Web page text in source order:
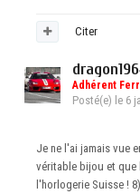
Citer
Adhérent
Posté(e) le 6
Je ne l'ai jamais vue
véritable bijou et que
l'horlogerie Suisse ! 8)